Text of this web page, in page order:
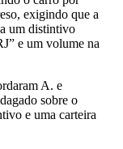
exigindo que a
um distintivo
e um volume na
A. e
sobre o
e uma carteira